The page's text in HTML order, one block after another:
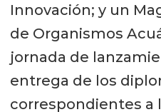
Innovación; y un
de Organismos
jornada de
entrega de los
correspondientes a